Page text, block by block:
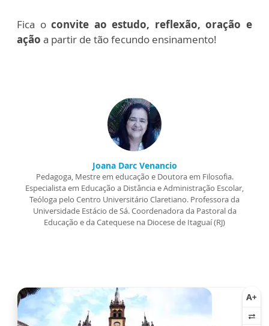
Fica oconvite ao estudo, reflexão, oração e
ação a partir de tão fecundo ensinamento!
Joana Darc Venancio
Pedagoga, Mestre em educação e Doutora em Filosofia.
Especialista em Educação a Distância e Administração Escolar,
Teóloga pelo Centro Universitário Claretiano. Professora da
Universidade Estácio de Sá. Coordenadora da Pastoral da
Educação e da Catequese na Diocese de Itaguaí (RJ)